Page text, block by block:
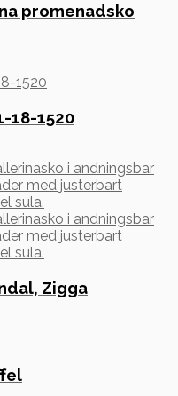
promenadsko
18-1520
Zigga